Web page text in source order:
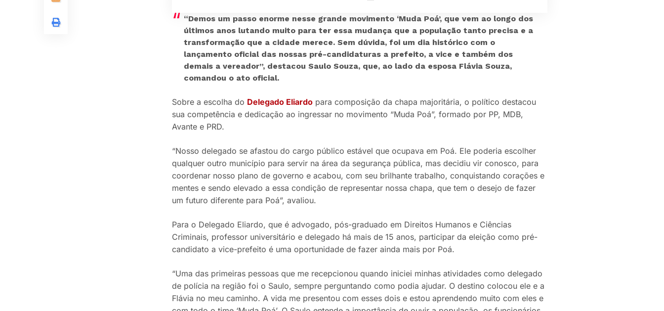
“Demos um passo enorme nesse grande movimento ‘Muda Poá’, que vem ao longo dos
últimos anos lutando muito para ter essa mudança que a população tanto precisa e a
transformação que a cidade merece. Sem dúvida, foi um dia histórico com o
lançamento oficial das nossas pré-candidaturas a prefeito, a vice e também dos
demais a vereador”, destacou Saulo Souza, que, ao lado da esposa Flávia Souza,
comandou o ato oficial.
Sobre a escolha do Delegado Eliardo para composição da chapa majoritária, o político destacou
sua competência e dedicação ao ingressar no movimento “Muda Poá”, formado por PP, MDB,
Avante e PRD.
“Nosso delegado se afastou do cargo público estável que ocupava em Poá. Ele poderia escolher
qualquer outro município para servir na área da segurança pública, mas decidiu vir conosco, para
coordenar nosso plano de governo e acabou, com seu brilhante trabalho, conquistando corações e
mentes e sendo elevado a essa condição de representar nossa chapa, que tem o desejo de fazer
um futuro diferente para Poá”, avaliou.
Para o Delegado Eliardo, que é advogado, pós-graduado em Direitos Humanos e Ciências
Criminais, professor universitário e delegado há mais de 15 anos, participar da eleição como pré-
candidato a vice-prefeito é uma oportunidade de fazer ainda mais por Poá.
“Uma das primeiras pessoas que me recepcionou quando iniciei minhas atividades como delegado
de polícia na região foi o Saulo, sempre perguntando como podia ajudar. O destino colocou ele e a
Flávia no meu caminho. A vida me presentou com esses dois e estou aprendendo muito com eles e